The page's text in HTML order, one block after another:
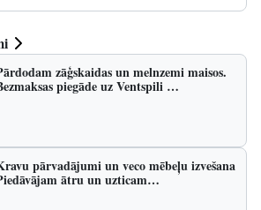
zāģskaidas un melnzemi maisos.
piegāde uz Ventspili …
pārvadājumi un veco mēbeļu izvešana
ātru un uzticam…